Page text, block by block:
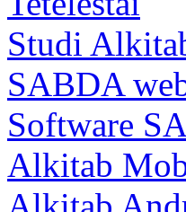
Studi
SABDA
Software
Alkitab